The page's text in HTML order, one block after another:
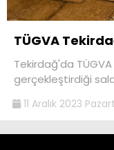
TÜGVA
Tekirdağ'da
gerçekleştirdiği
11 Aralık 2023